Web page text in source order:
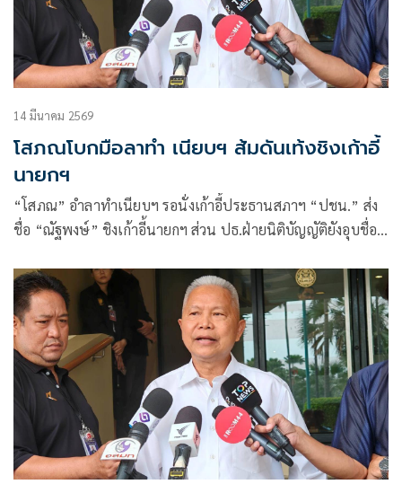
14 มีนาคม 2569
โสภณโบกมือลาทำ เนียบฯ ส้มดันเท้งชิงเก้าอี้
นายกฯ
“โสภณ” อำลาทำเนียบฯ รอนั่งเก้าอี้ประธานสภาฯ “ปชน.” ส่ง
ชื่อ “ณัฐพงษ์” ชิงเก้าอี้นายกฯ ส่วน ปธ.ฝ่ายนิติบัญญัติยังอุบชื่อ